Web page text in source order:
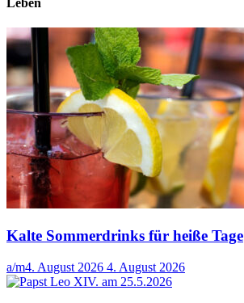
Leben
Kalte Sommerdrinks für heiße Tage
a/m4. August 2026 4. August 2026